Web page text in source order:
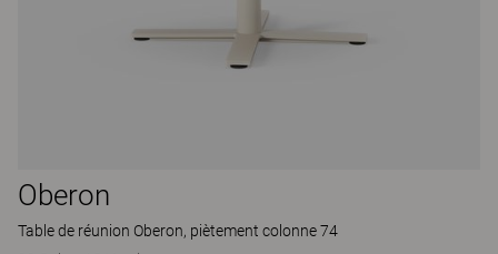
Oberon
Table de réunion Oberon, piètement colonne 74